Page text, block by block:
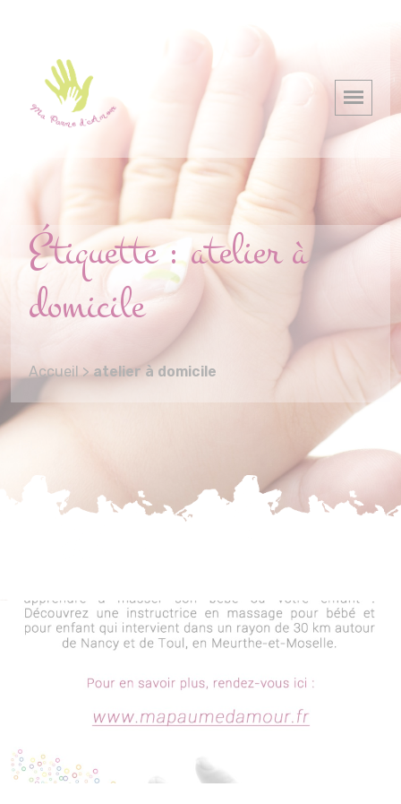
Étiquette :atelier à
domicile
Accueil > atelier à domicile